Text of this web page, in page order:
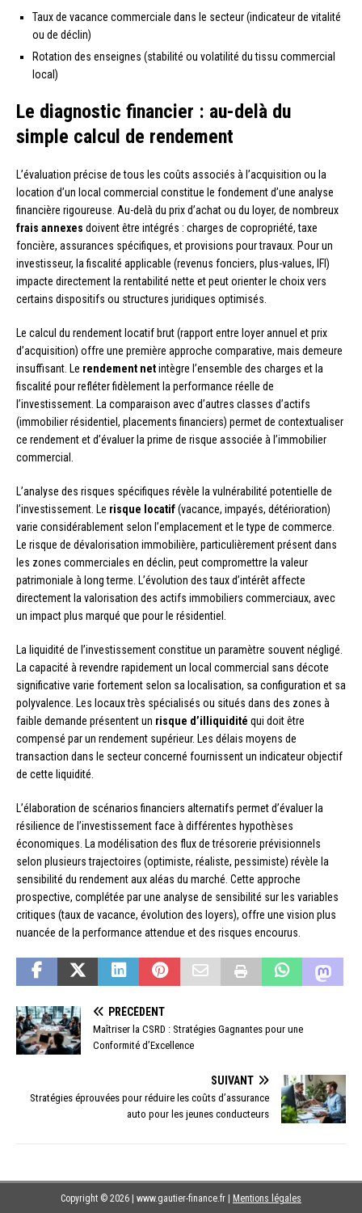
Taux de vacance commerciale dans le secteur (indicateur de vitalité
ou de déclin)
Rotation des enseignes (stabilité ou volatilité du tissu commercial
local)
Le diagnostic financier : au-delà du
simple calcul de rendement
L’évaluation précise de tous les coûts associés à l’acquisition ou la
location d’un local commercial constitue le fondement d’une analyse
financière rigoureuse. Au-delà du prix d’achat ou du loyer, de nombreux
frais annexes doivent être intégrés : charges de copropriété, taxe
foncière, assurances spécifiques, et provisions pour travaux. Pour un
investisseur, la fiscalité applicable (revenus fonciers, plus-values, IFI)
impacte directement la rentabilité nette et peut orienter le choix vers
certains dispositifs ou structures juridiques optimisés.
Le calcul du rendement locatif brut (rapport entre loyer annuel et prix
d’acquisition) offre une première approche comparative, mais demeure
insuffisant. Le rendement netintègre l’ensemble des charges et la
fiscalité pour refléter fidèlement la performance réelle de
l’investissement. La comparaison avec d’autres classes d’actifs
(immobilier résidentiel, placements financiers) permet de contextualiser
ce rendement et d’évaluer la prime de risque associée à l’immobilier
commercial.
L’analyse des risques spécifiques révèle la vulnérabilité potentielle de
l’investissement. Le risque locatif(vacance, impayés, détérioration)
varie considérablement selon l’emplacement et le type de commerce.
Le risque de dévalorisation immobilière, particulièrement présent dans
les zones commerciales en déclin, peut compromettre la valeur
patrimoniale à long terme. L’évolution des taux d’intérêt affecte
directement la valorisation des actifs immobiliers commerciaux, avec
un impact plus marqué que pour le résidentiel.
La liquidité de l’investissement constitue un paramètre souvent négligé.
La capacité à revendre rapidement un local commercial sans décote
significative varie fortement selon sa localisation, sa configuration et sa
polyvalence. Les locaux très spécialisés ou situés dans des zones à
faible demande présentent un risque d’illiquidité qui doit être
compensé par un rendement supérieur. Les délais moyens de
transaction dans le secteur concerné fournissent un indicateur objectif
de cette liquidité.
L’élaboration de scénarios financiers alternatifs permet d’évaluer la
résilience de l’investissement face à différentes hypothèses
économiques. La modélisation des flux de trésorerie prévisionnels
selon plusieurs trajectoires (optimiste, réaliste, pessimiste) révèle la
sensibilité du rendement aux aléas du marché. Cette approche
prospective, complétée par une analyse de sensibilité sur les variables
critiques (taux de vacance, évolution des loyers), offre une vision plus
nuancée de la performance attendue et des risques encourus.
PRÉCÉDENT
Maîtriser la CSRD : Stratégies Gagnantes pour une
Conformité d’Excellence
SUIVANT
Stratégies éprouvées pour réduire les coûts d’assurance
auto pour les jeunes conducteurs
Copyright © 2026 | www.gautier-finance.fr Mentions légales